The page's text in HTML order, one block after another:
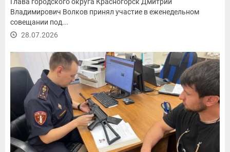
Владимирович Волков принял участие в еженедельном
совещании под...
28.07.2026